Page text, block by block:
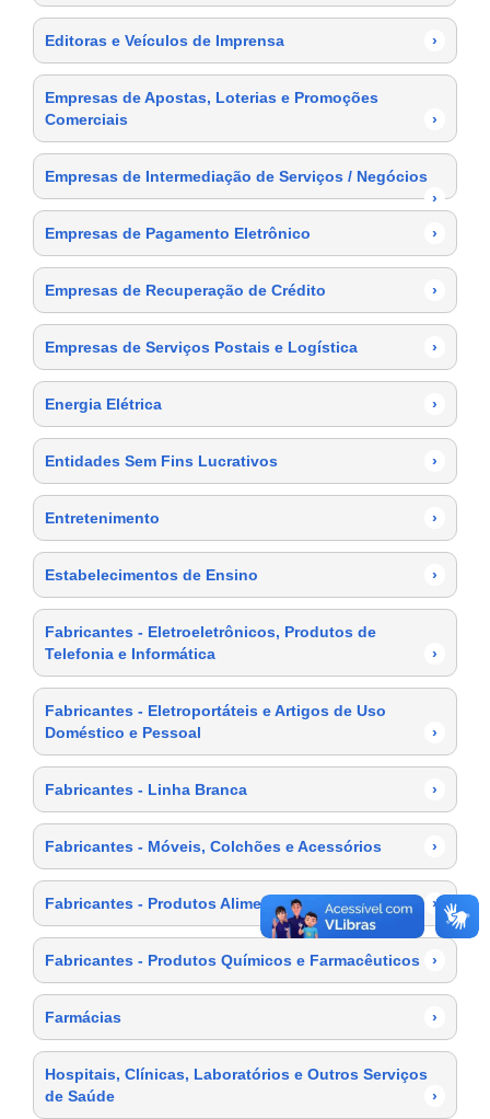
Editoras e Veículos de Imprensa ›
Empresas de Apostas, Loterias e Promoções
Comerciais
›
Empresas de Intermediação de Serviços / Negócios
›
Empresas de Pagamento Eletrônico
›
Empresas de Recuperação de Crédito ›
Empresas de Serviços Postais e Logística ›
Energia Elétrica ›
Entidades Sem Fins Lucrativos ›
Entretenimento ›
Estabelecimentos de Ensino ›
Fabricantes - Eletroeletrônicos, Produtos de
Telefonia e Informática
›
Fabricantes - Eletroportáteis e Artigos de Uso
Doméstico e Pessoal
›
Fabricantes - Linha Branca ›
Fabricantes - Móveis, Colchões e Acessórios ›
Fabricantes - Produtos Alimentícios ›
Fabricantes - Produtos Químicos e Farmacêuticos ›
Farmácias ›
Hospitais, Clínicas, Laboratórios e Outros Serviços
de Saúde
›